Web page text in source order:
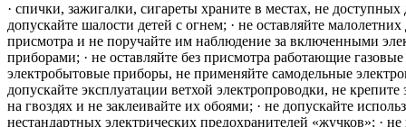
· спички, зажигалки, сигареты храните в местах, не доступных
допускайте шалости детей с огнем; · не оставляйте малолетних
присмотра и не поручайте им наблюдение за включенными
приборами; · не оставляйте без присмотра работающие
электробытовые приборы, не применяйте самодельные
допускайте эксплуатации ветхой электропроводки, не крепите
на гвоздях и не заклеивайте их обоями; · не допускайте
нестандартных электрических предохранителей «жучков»; · не